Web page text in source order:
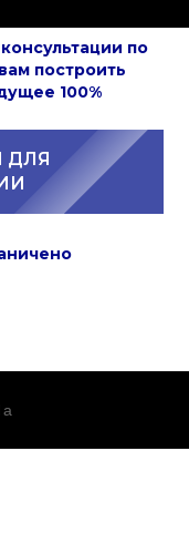
по
построить
100%
ДЛЯ